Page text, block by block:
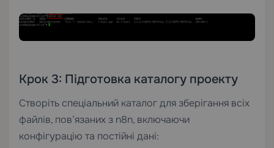
Крок 3: Підготовка каталогу проекту
Створіть спеціальний каталог для зберігання всіх
файлів, пов’язаних з n8n, включаючи
конфігурацію та постійні дані: